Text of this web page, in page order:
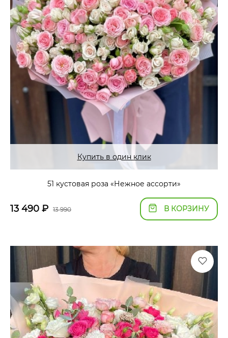
Купить в один клик
51 кустовая роза «Нежное ассорти»
13 490 ₽ 13 990 В КОРЗИНУ